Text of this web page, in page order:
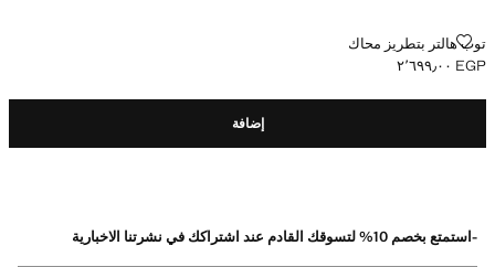
توب هالتر بتطريز محاك
توب هالتر بتطريز محاك
السعر الحالي [EGP ٢٬٦٩٩٫٠٠ ]
EGP ٢٬٦٩٩٫٠٠
إضافة
-استمتع بخصم 10% لتسوقك القادم عند اشتراكك في نشرتنا الاخبارية